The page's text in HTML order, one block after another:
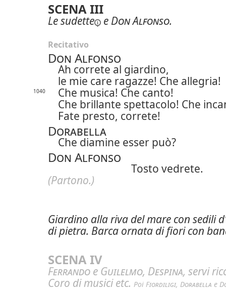
SCENA III
Lesudette e Don Alfonso.
Recitativo
Don Alfonso
Ah correte al giardino,
le mie care ragazze! Che allegria!
1040
Che musica! Che canto!
Che brillante spettacolo! Che
Fate presto, correte!
Dorabella
Che diamine esser può?
Don Alfonso
Tosto vedrete.
(Partono.)
Giardino alla riva del mare con sedili
di pietra. Barca ornata di fiori con
SCENA IV
Ferrando e Guilelmo, Despina, servi
Coro di musici etc. Poi Fiordiligi, Dorabella e